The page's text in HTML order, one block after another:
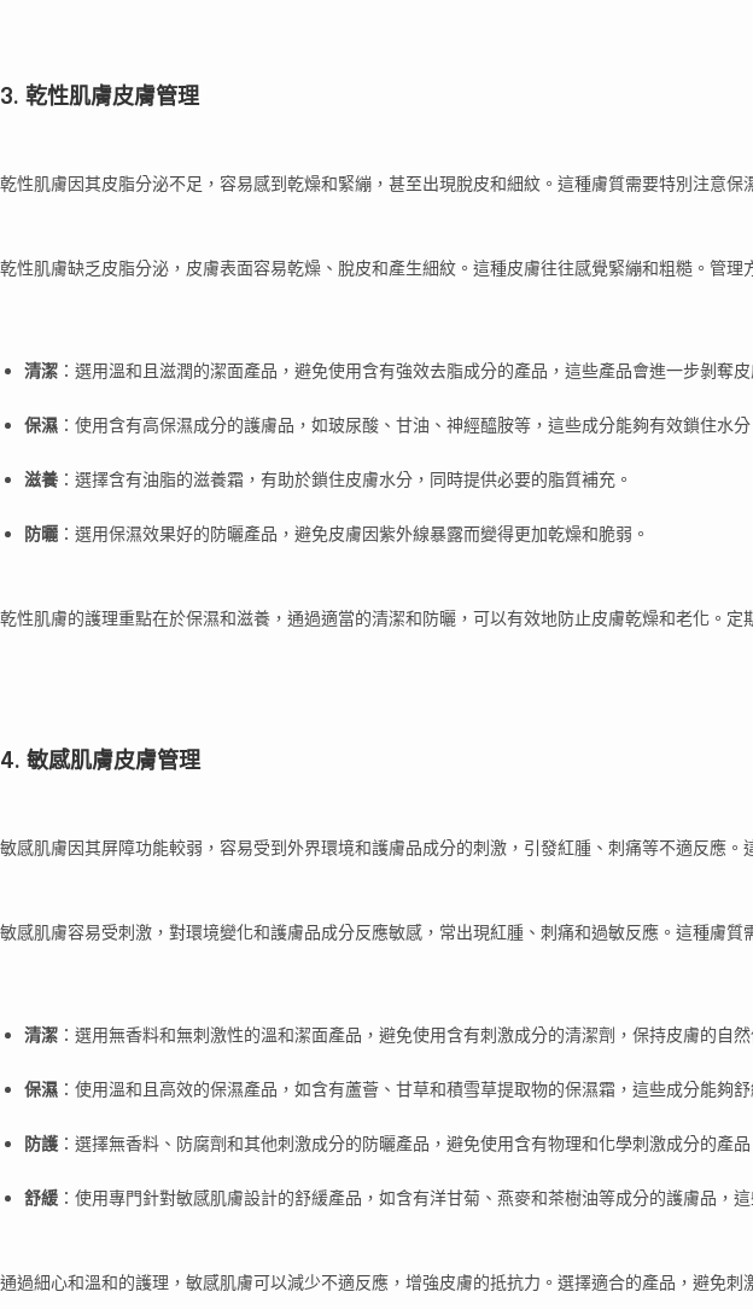
3. 乾性肌膚皮膚管理
乾性肌膚因其皮脂分泌不足，容易感到乾燥和緊繃，甚至出現脫皮和細紋。這種膚質需要特別注意保
乾性肌膚缺乏皮脂分泌，皮膚表面容易乾燥、脫皮和產生細紋。這種皮膚往往感覺緊繃和粗糙。管理
清潔 ：選用溫和且滋潤的潔面產品，避免使用含有強效去脂成分的產品，這些產品會進一步剝奪皮
保濕 ：使用含有高保濕成分的護膚品，如玻尿酸、甘油、神經醯胺等，這些成分能夠有效鎖住水
滋養 ：選擇含有油脂的滋養霜，有助於鎖住皮膚水分，同時提供必要的脂質補充。
防曬 ：選用保濕效果好的防曬產品，避免皮膚因紫外線暴露而變得更加乾燥和脆弱。
乾性肌膚的護理重點在於保濕和滋養，通過適當的清潔和防曬，可以有效地防止皮膚乾燥和老化。
4. 敏感肌膚皮膚管理
敏感肌膚因其屏障功能較弱，容易受到外界環境和護膚品成分的刺激，引發紅腫、刺痛等不適反應
敏感肌膚容易受刺激，對環境變化和護膚品成分反應敏感，常出現紅腫、刺痛和過敏反應。這種膚質
清潔 ：選用無香料和無刺激性的溫和潔面產品，避免使用含有刺激成分的清潔劑，保持皮膚的自然
保濕 ：使用溫和且高效的保濕產品，如含有蘆薈、甘草和積雪草提取物的保濕霜，這些成分能夠
防護 ：選擇無香料、防腐劑和其他刺激成分的防曬產品，避免使用含有物理和化學刺激成分的產品
舒緩 ：使用專門針對敏感肌膚設計的舒緩產品，如含有洋甘菊、燕麥和茶樹油等成分的護膚品，
通過細心和溫和的護理，敏感肌膚可以減少不適反應，增強皮膚的抵抗力。選擇適合的產品，避免